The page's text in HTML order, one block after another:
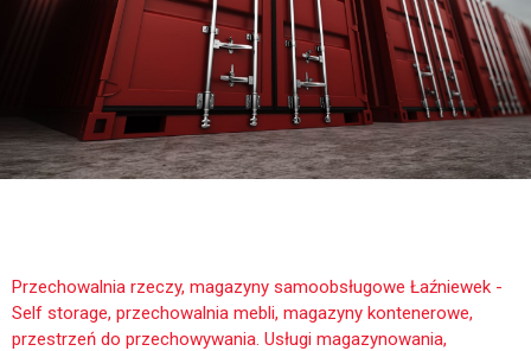
Przechowalnia rzeczy, magazyny samoobsługowe Łaźniewek -
Self storage, przechowalnia mebli, magazyny kontenerowe,
przestrzeń do przechowywania. Usługi magazynowania,